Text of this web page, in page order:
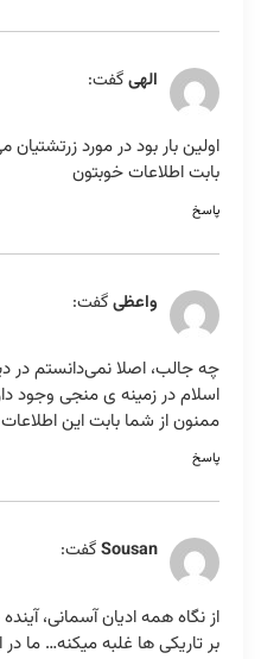
الهیگفت:
اولین بار بود در مورد
بابت اطلاعات خوبتون
پاسخ
واعظیگفت:
چه جالب، اصلا نمی‌دانستم در
اسلام در زمینه ی منجی وجود
ممنون از شما بابت این
پاسخ
Sousanگفت:
از نگاه همه ادیان آسمانی،
بر تاریکی ها غلبه میکنه… ما